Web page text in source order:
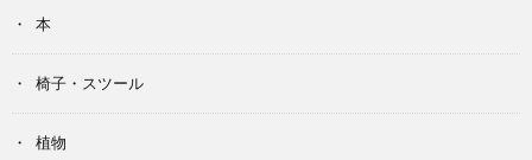
本
椅子・スツール
植物